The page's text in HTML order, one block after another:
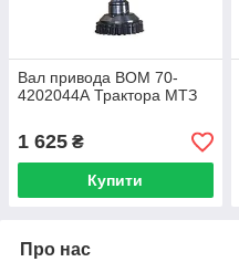
Вал привода ВОМ 70-
4202044А Трактора МТЗ
1 625 ₴
Купити
Про нас